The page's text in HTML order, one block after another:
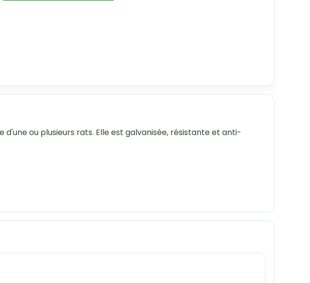
ou plusieurs rats. Elle est galvanisée, résistante et anti-